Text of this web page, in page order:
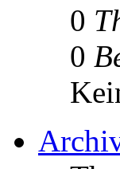
0
0